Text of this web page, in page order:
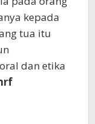
kepada
tua itu
dan etika